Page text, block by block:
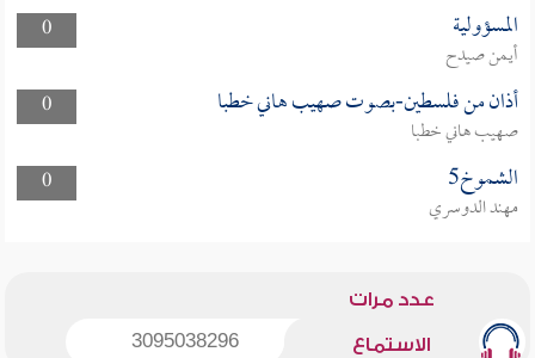
0
المسؤولية
أيمن صيدح
0
أذان من فلسطين-بصوت صهيب هاني خطبا
صهيب هاني خطبا
0
الشموخ5
مهند الدوسري
عدد مرات
الاستماع 3095038296